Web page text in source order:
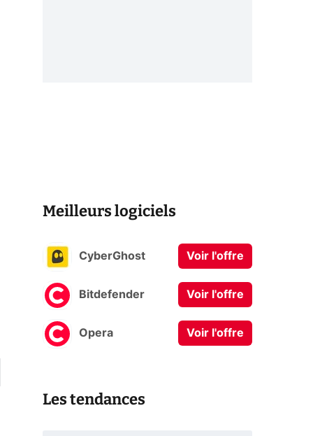
Meilleurs logiciels
CyberGhost Voir l'offre
Bitdefender Voir l'offre
Opera Voir l'offre
Les tendances